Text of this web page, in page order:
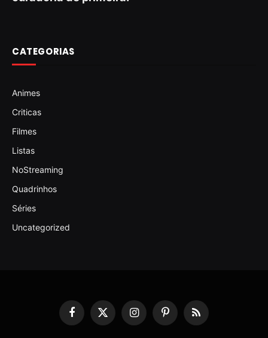
CATEGORIAS
Animes
Criticas
Filmes
Listas
NoStreaming
Quadrinhos
Séries
Uncategorized
Facebook
X
InstagramPinterestRSS